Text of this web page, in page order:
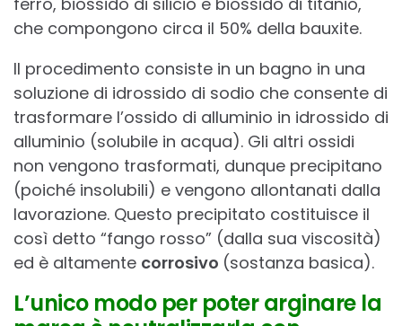
che compongono circa il 50% della bauxite.
Il procedimento consiste in un bagno in una
soluzione di idrossido di sodio che consente di
trasformare l’ossido di alluminio in idrossido di
alluminio (solubile in acqua). Gli altri ossidi
non vengono trasformati, dunque precipitano
(poiché insolubili) e vengono allontanati dalla
lavorazione. Questo precipitato costituisce il
così detto “fango rosso” (dalla sua viscosità)
ed è altamente corrosivo (sostanza basica).
L’unico modo per poter arginare la